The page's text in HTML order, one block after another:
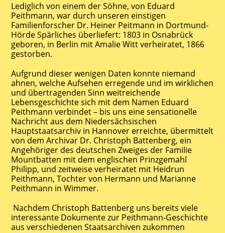
Lediglich von einem der Söhne, von Eduard
Peithmann, war durch unseren einstigen
Familienforscher Dr. Heiner Peitmann in Dortmund-
Hörde Spärliches überliefert: 1803 in Osnabrück
geboren, in Berlin mit Amalie Witt verheiratet, 1866
gestorben.
Aufgrund dieser wenigen Daten konnte niemand
ahnen, welche Aufsehen erregende und im wirklichen
und übertragenden Sinn weitreichende
Lebensgeschichte sich mit dem Namen Eduard
Peithmann verbindet – bis uns eine sensationelle
Nachricht aus dem Niedersächsischen
Hauptstaatsarchiv in Hannover erreichte, übermittelt
von dem Archivar Dr. Christoph Battenberg, ein
Angehöriger des deutschen Zweiges der Familie
Mountbatten mit dem englischen Prinzgemahl
Philipp, und zeitweise verheiratet mit Heidrun
Peithmann, Tochter von Hermann und Marianne
Peithmann in Wimmer.
Nachdem Christoph Battenberg uns bereits viele
interessante Dokumente zur Peithmann-Geschichte
aus verschiedenen Staatsarchiven zukommen